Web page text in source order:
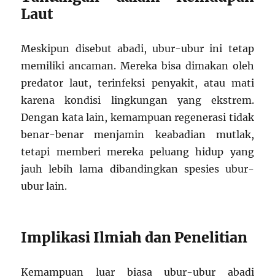
Laut
Meskipun disebut abadi, ubur-ubur ini tetap
memiliki ancaman. Mereka bisa dimakan oleh
predator laut, terinfeksi penyakit, atau mati
karena kondisi lingkungan yang ekstrem.
Dengan kata lain, kemampuan regenerasi tidak
benar-benar menjamin keabadian mutlak,
tetapi memberi mereka peluang hidup yang
jauh lebih lama dibandingkan spesies ubur-
ubur lain.
Implikasi Ilmiah dan Penelitian
Kemampuan luar biasa ubur-ubur abadi